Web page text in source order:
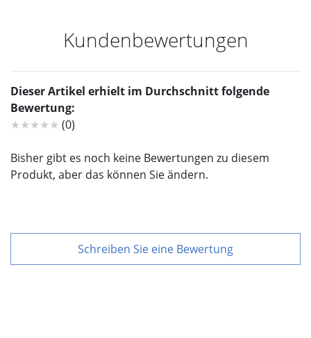
Kundenbewertungen
Dieser Artikel erhielt im Durchschnitt folgende
Bewertung:
★★★★★ (0)
Bisher gibt es noch keine Bewertungen zu diesem
Produkt, aber das können Sie ändern.
Schreiben Sie eine Bewertung